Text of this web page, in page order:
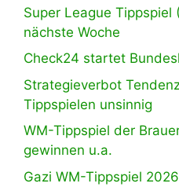
Super League
nächste Woche
Check24 startet
Strategieverbot
Tippspielen unsinnig
WM-Tippspiel der
gewinnen u.a.
Gazi WM-Tippspiel